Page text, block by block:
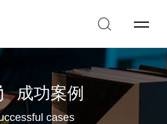
成功案例
cases